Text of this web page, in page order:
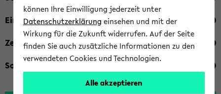
Einrichtung
Zeiten
Sonstiges
können Ihre Einwilligung jederzeit unter
Datenschutzerklärung einsehen und mit der
Wirkung für die Zukunft widerrufen. Auf der Seite
finden Sie auch zusätzliche Informationen zu den
verwendeten Cookies und Technologien.
Alle akzeptieren